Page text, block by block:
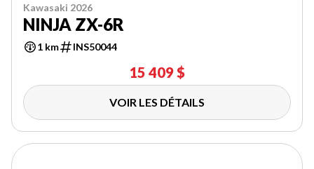
Kawasaki 2026
NINJA ZX-6R
1 km INS50044
15 409 $
VOIR LES DÉTAILS